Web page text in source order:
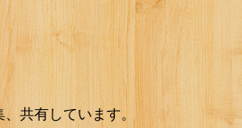
、共有しています。